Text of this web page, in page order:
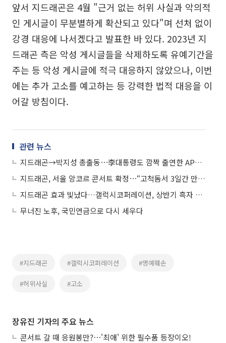
앞서 지드래곤은 4월 "근거 없는 허위 사실과 악의적
인 게시글이 무분별하게 확산되고 있다"며 선처 없이
강경 대응에 나서겠다고 발표한 바 있다. 2023년 지
드래곤 측은 악성 게시글들을 삭제하도록 유예기간을
주는 등 악성 게시글에 적극 대응하지 않았으나, 이번
에는 추가 고소를 예고하는 등 강력한 법적 대응을 이
어갈 방침이다.
관련 뉴스
지드래곤→박지성 총출동⋯李대통령도 깜짝 출연한 APEC 홍보영상
지드래곤, 서울 앙코르 콘서트 확정⋯“고척돔서 3일간 만나요”
지드래곤 효과 빛났다…갤럭시코퍼레이션, 상반기 흑자 전환
무너진 노후, 국민연금으로 다시 세우다
#지드래곤 #갤럭시코퍼레이션 #명예훼손
#허위사실 #고소
장유진 기자의 주요 뉴스
콘서트 갈 때 응원봉만?⋯'최애' 위한 필수품 등장이오!